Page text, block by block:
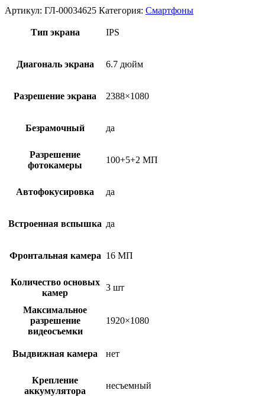
Артикул: ГЛ-00034625 Категория: Смартфоны
Тип экрана IPS
Диагональ экрана 6.7 дюйм
Разрешение экрана 2388×1080
Безрамочный да
Разрешение
фотокамеры
100+5+2 МП
Автофокусировка да
Встроенная вспышка да
Фронтальная камера 16 МП
Количество основых
камер
3 шт
Максимальное
разрешение
видеосъемки
1920×1080
Выдвижная камера нет
Крепление
аккумулятора
несъемный